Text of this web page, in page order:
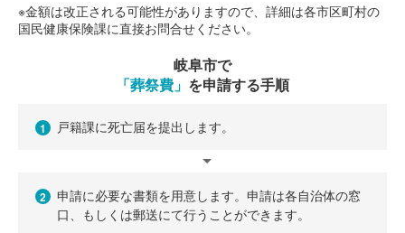
※金額は改正される可能性がありますので、詳細は各市区町村の
国民健康保険課に直接お問合せください。
岐阜市で
「葬祭費」 を申請する手順
1 戸籍課に死亡届を提出します。
2
申請に必要な書類を用意します。申請は各自治体の窓
口、もしくは郵送にて行うことができます。